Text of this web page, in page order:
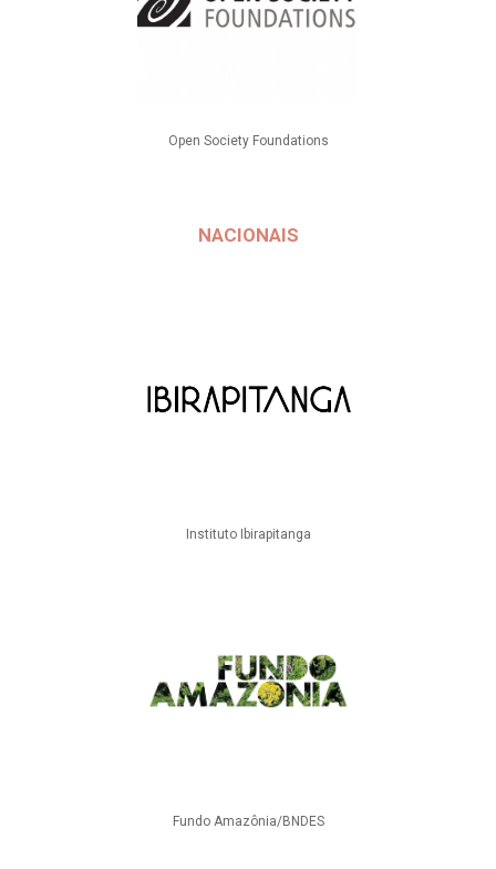
Open Society Foundations
NACIONAIS
Instituto Ibirapitanga
Fundo Amazônia/BNDES